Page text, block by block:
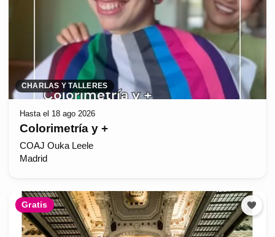
CHARLAS Y TALLERES
Hasta el 18 ago 2026
Colorimetría y +
COAJ Ouka Leele
Madrid
Gratis